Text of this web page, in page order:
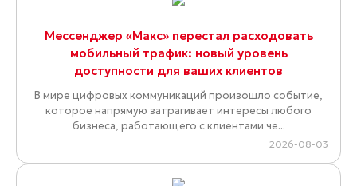
Мессенджер «Макс» перестал расходовать
мобильный трафик: новый уровень
доступности для ваших клиентов
В мире цифровых коммуникаций произошло событие,
которое напрямую затрагивает интересы любого
бизнеса, работающего с клиентами че...
2026-08-03